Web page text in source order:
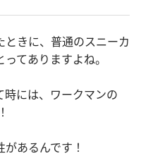
きに、普通のスニーカ
てありますよね。
には、ワークマンの
あるんです！